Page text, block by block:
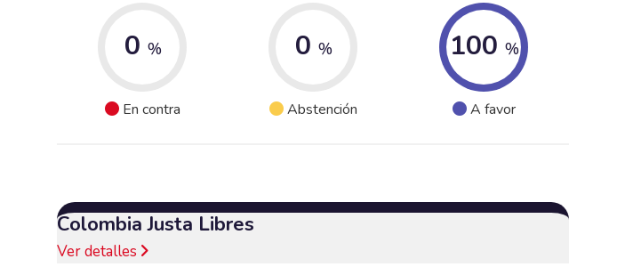
0 %
En contra
0 %
Abstención
100 %
A favor
Colombia Justa Libres
Ver detalles